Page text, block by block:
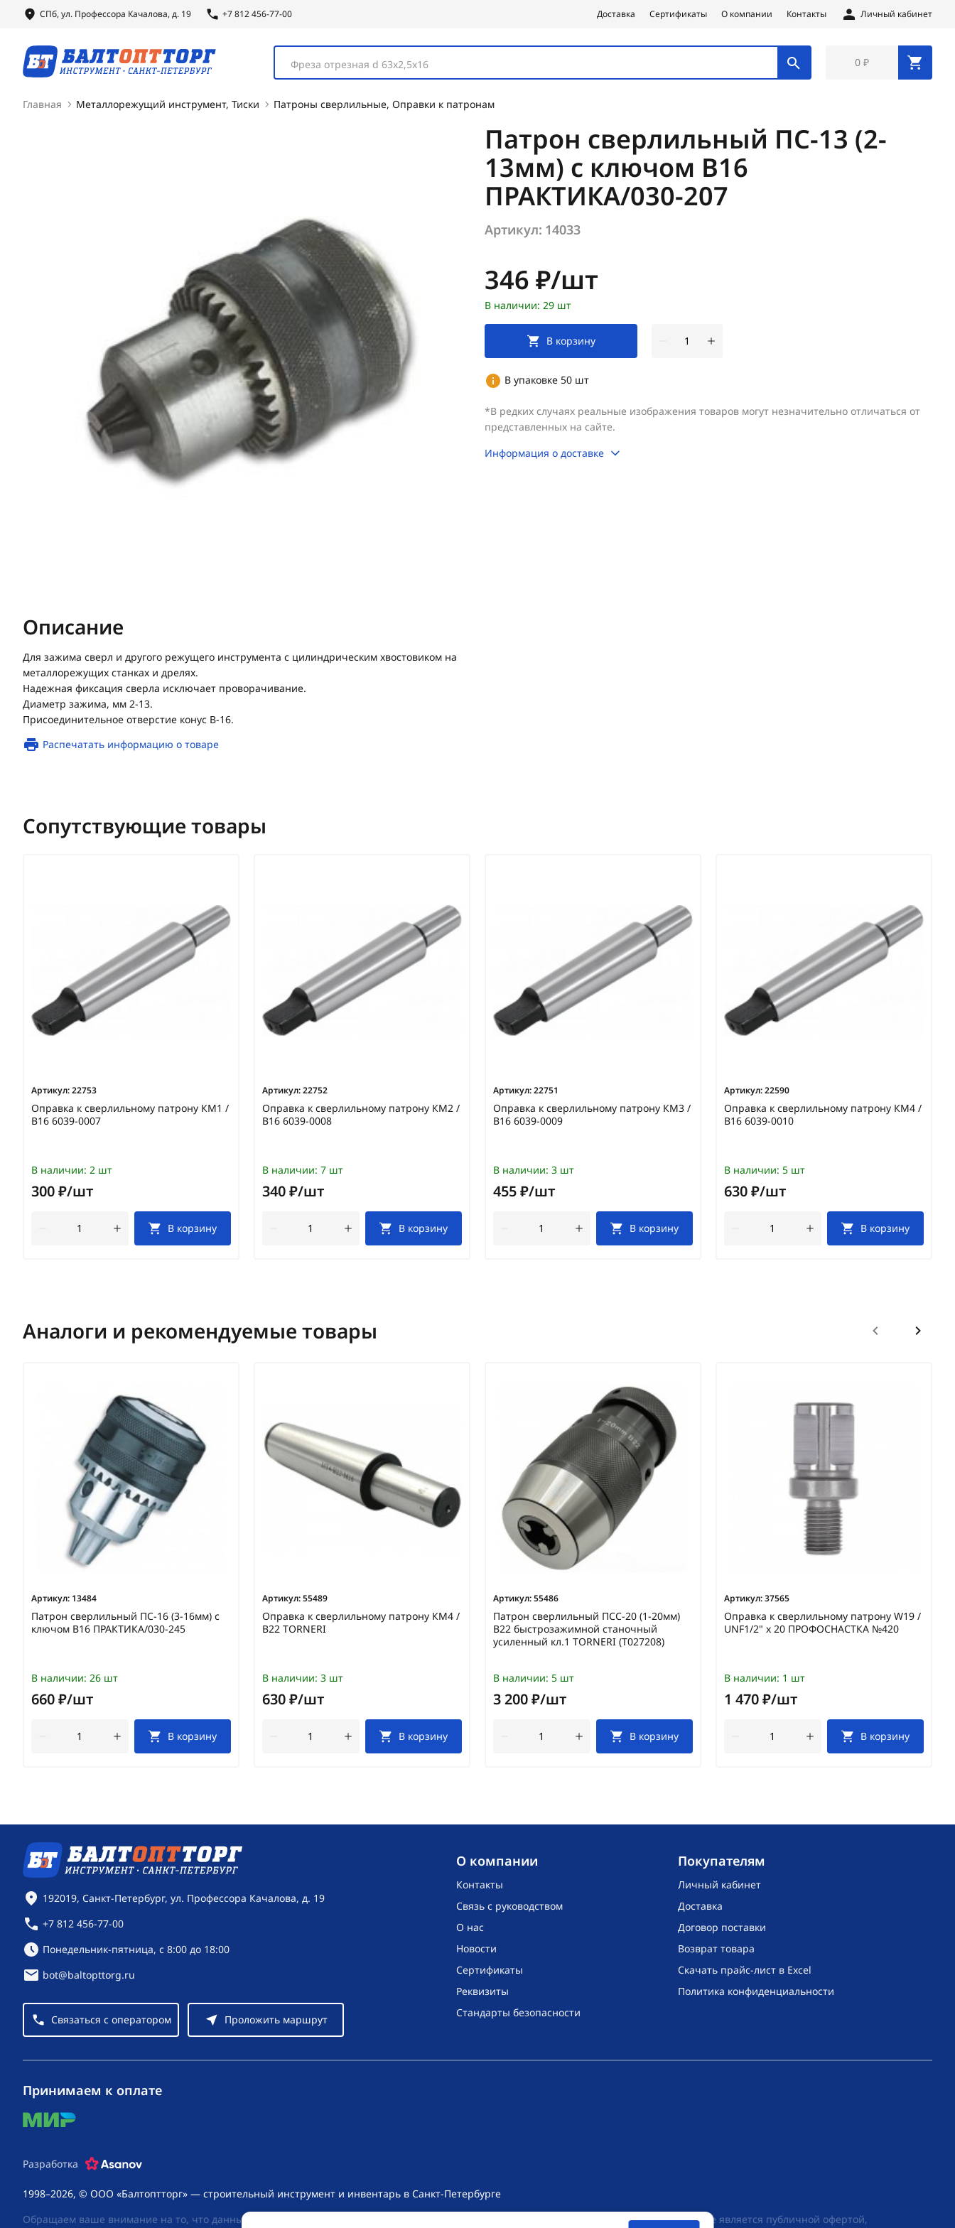
СПб, ул. Профессора Качалова, д. 19 +7 812 456-77-00 Доставка Сертификаты О компании Контакты Личный кабинет
Фреза отрезная d 63х2,5х16 0 ₽
Главная Металлорежущий инструмент, Тиски Патроны сверлильные, Оправки к патронам
Патрон сверлильный ПС-13 (2-
13мм) с ключом В16
ПРАКТИКА/030-207
Артикул: 14033
Цена:
346 ₽/шт
В наличии: 29 шт
В корзину
В упаковке 50 шт
*В редких случаях реальные изображения товаров могут незначительно отличаться от
представленных на сайте.
Информация о доставке
Описание
Для зажима сверл и другого режущего инструмента с цилиндрическим хвостовиком на
металлорежущих станках и дрелях.
Надежная фиксация сверла исключает проворачивание.
Диаметр зажима, мм 2-13.
Присоединительное отверстие конус В-16.
Распечатать информацию о товаре
Сопутствующие товары
Артикул:22753
Оправка к сверлильному патрону КМ1 /
В16 6039-0007
В наличии: 2 шт
300 ₽/шт
В корзину
Артикул:22752
Оправка к сверлильному патрону КМ2 /
В16 6039-0008
В наличии: 7 шт
340 ₽/шт
В корзину
Артикул:22751
Оправка к сверлильному патрону КМ3 /
В16 6039-0009
В наличии: 3 шт
455 ₽/шт
В корзину
Артикул:22590
Оправка к сверлильному патрону КМ4 /
В16 6039-0010
В наличии: 5 шт
630 ₽/шт
В корзину
Аналоги и рекомендуемые товары
Артикул: 13484
Патрон сверлильный ПС-16 (3-16мм) с
ключом В16 ПРАКТИКА/030-245
В наличии: 26 шт
660 ₽/шт
В корзину
Артикул:55489
Оправка к сверлильному патрону КМ4 /
В22 TORNERI
В наличии: 3 шт
630 ₽/шт
В корзину
Артикул:55486
Патрон сверлильный ПСС-20 (1-20мм)
В22 быстрозажимной станочный
усиленный кл.1 TORNERI (Т027208)
В наличии: 5 шт
3 200 ₽/шт
В корзину
Артикул:37565
Оправка к сверлильному патрону W19 /
UNF1/2" х 20 ПРОФОСНАСТКА №420
В наличии: 1 шт
1 470 ₽/шт
В корзину
O компании
Контакты
Связь с руководством
О нас
Новости
Сертификаты
Реквизиты
Стандарты безопасности
Покупателям
Личный кабинет
Доставка
Договор поставки
Возврат товара
Скачать прайс-лист в Excel
Политика конфиденциальности
Контактная информация
192019, Санкт-Петербург, ул. Профессора Качалова, д. 19
+7 812 456-77-00
Режим работы:
Понедельник-пятница, с 8:00 до 18:00
bot@baltopttorg.ru
Связаться с оператором Проложить маршрут
1998–2026, © ООО «Балтоптторг» — строительный инструмент и инвентарь в Санкт-Петербурге
Обращаем ваше внимание на то, что данный интернет-сайт носит исключительно информационный характер и ни при каких условиях не является публичной офертой,
Принимаем к оплате
mir
Разработка